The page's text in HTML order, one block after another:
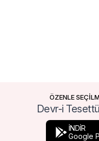
ÖZENLE
Devr-i
İNDİR
Google